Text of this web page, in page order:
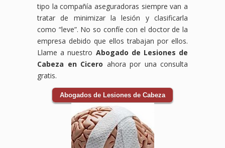
tipo la compañía aseguradoras siempre van a
tratar de minimizar la lesión y clasificarla
como “leve”. No so confíe con el doctor de la
empresa debido que ellos trabajan por ellos.
Llame a nuestro Abogado de Lesiones de
Cabeza en Cicero ahora por una consulta
gratis.
Abogados de Lesiones de Cabeza